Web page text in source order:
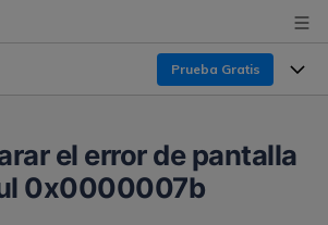
Prueba Gratis
el error de pantalla
0x0000007b